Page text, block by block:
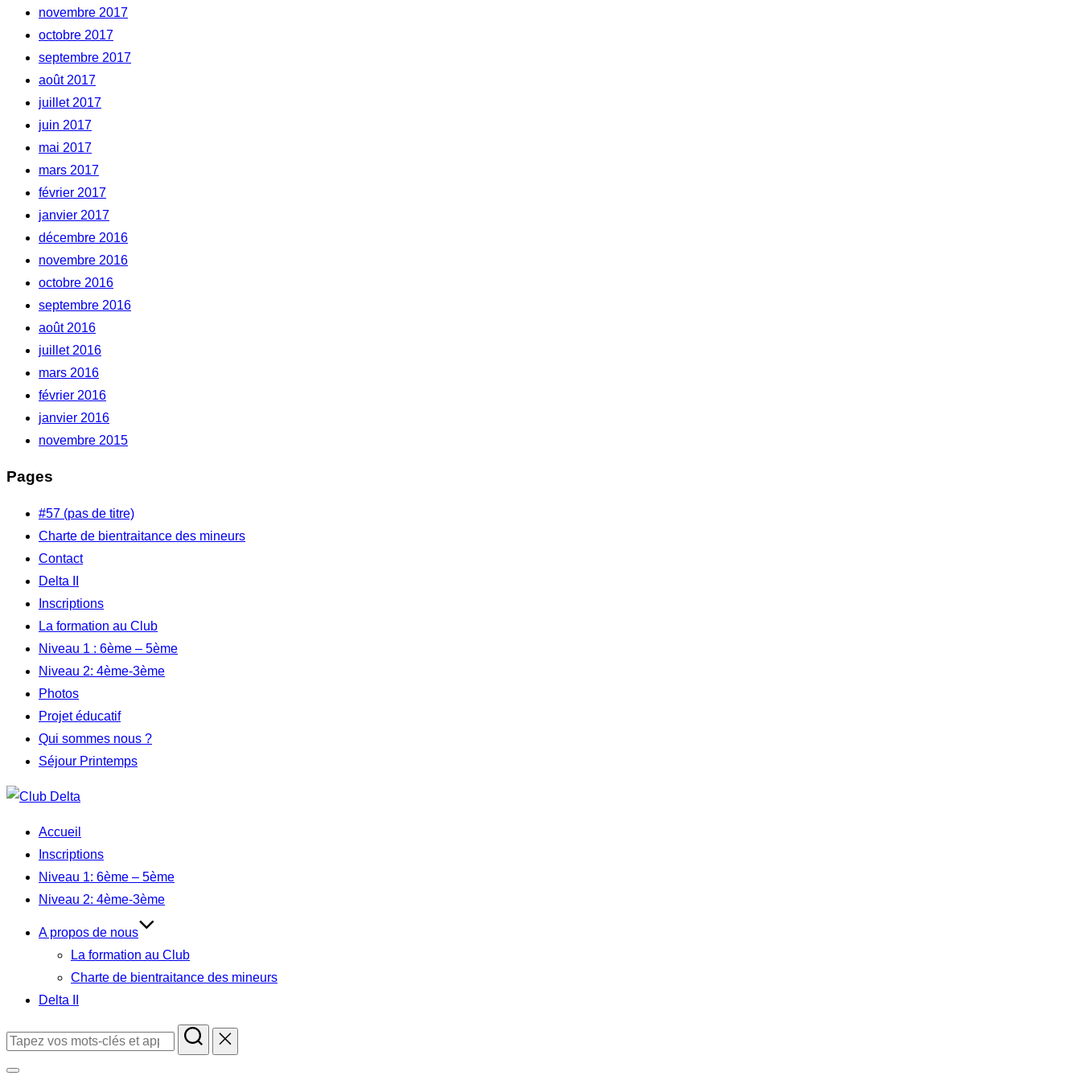
novembre 2017
octobre 2017
septembre 2017
août 2017
juillet 2017
juin 2017
mai 2017
mars 2017
février 2017
janvier 2017
décembre 2016
novembre 2016
octobre 2016
septembre 2016
août 2016
juillet 2016
mars 2016
février 2016
janvier 2016
novembre 2015
Pages
#57 (pas de titre)
Charte de bientraitance des mineurs
Contact
Delta II
Inscriptions
La formation au Club
Niveau 1 : 6ème – 5ème
Niveau 2: 4ème-3ème
Photos
Projet éducatif
Qui sommes nous ?
Séjour Printemps
Aller
contenu
Accueil
Inscriptions
Niveau 1: 6ème – 5ème
Niveau 2: 4ème-3ème
A propos de nous
La formation au Club
Charte de bientraitance des mineurs
Delta II
Rechercher :